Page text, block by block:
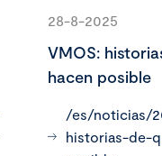
28-8-2025
VMOS:
hacen posible
/es/noticias/
historias-de-